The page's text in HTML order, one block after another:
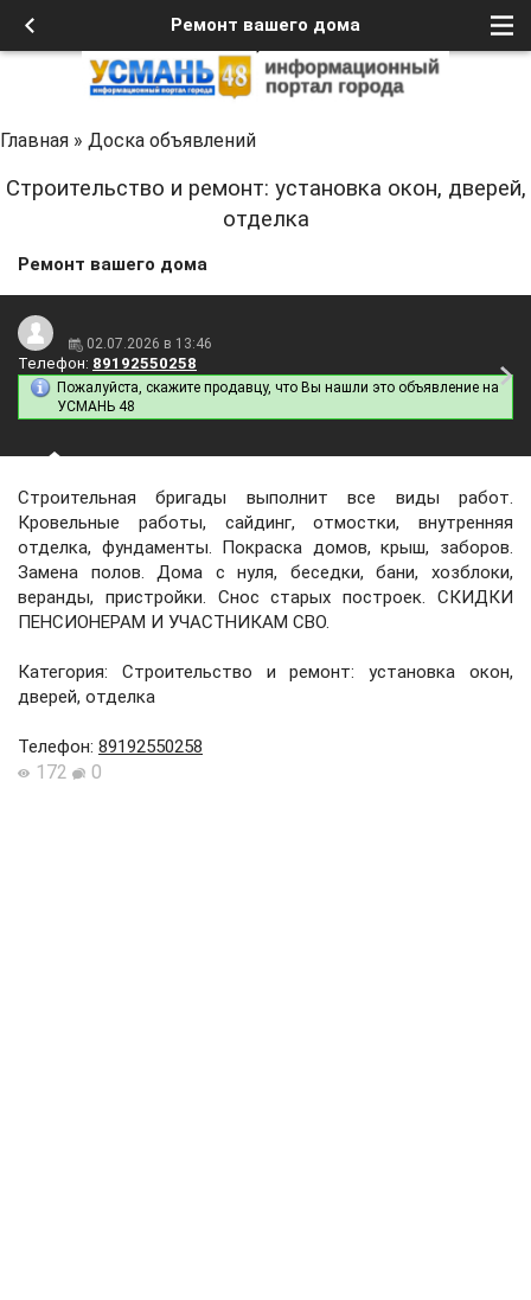
Ремонт вашего дома
Главная » Доска объявлений
Строительство и ремонт: установка окон, дверей,
отделка
Ремонт вашего дома
02.07.2026 в 13:46
Телефон: 89192550258
Пожалуйста, скажите продавцу, что Вы нашли это объявление на
УСМАНЬ 48
Строительная бригады выполнит все виды работ.
Кровельные работы, сайдинг, отмостки, внутренняя
отделка, фундаменты. Покраска домов, крыш, заборов.
Замена полов. Дома с нуля, беседки, бани, хозблоки,
веранды, пристройки. Снос старых построек. СКИДКИ
ПЕНСИОНЕРАМ И УЧАСТНИКАМ СВО.
Категория: Строительство и ремонт: установка окон,
дверей, отделка
Телефон: 89192550258
172 0